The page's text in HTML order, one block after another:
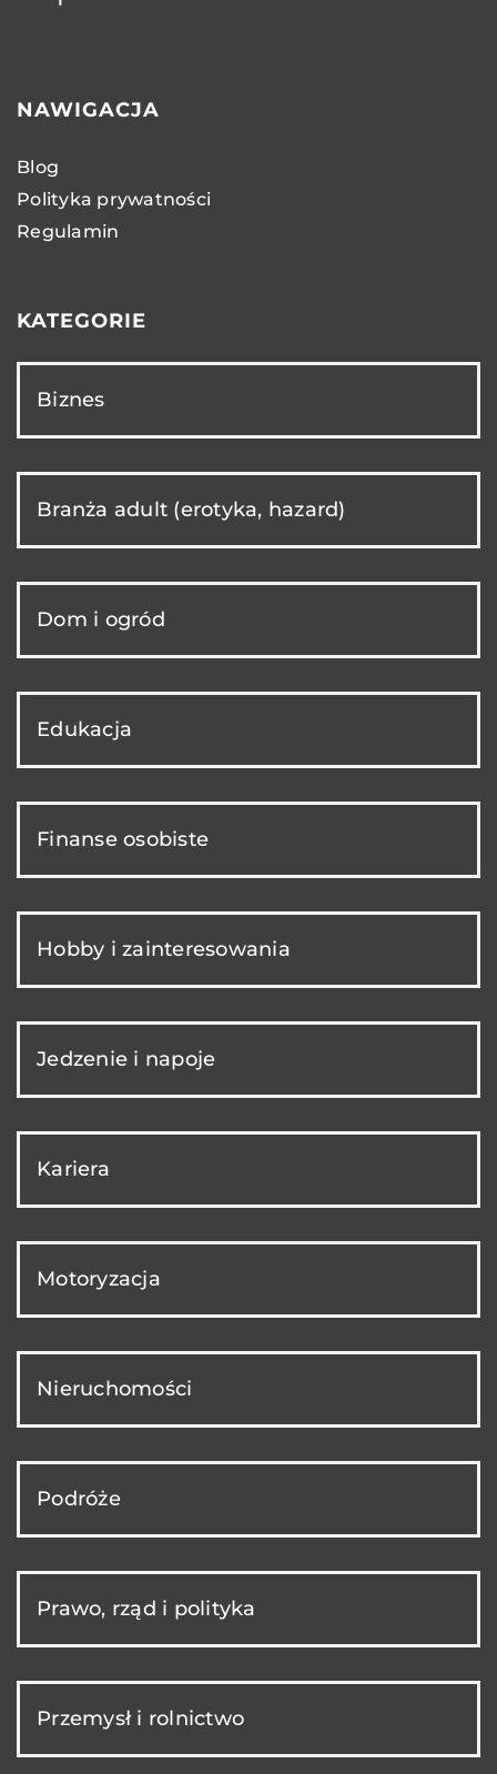
NAWIGACJA
Blog
Polityka prywatności
Regulamin
KATEGORIE
Biznes
Branża adult (erotyka, hazard)
Dom i ogród
Edukacja
Finanse osobiste
Hobby i zainteresowania
Jedzenie i napoje
Kariera
Motoryzacja
Nieruchomości
Podróże
Prawo, rząd i polityka
Przemysł i rolnictwo